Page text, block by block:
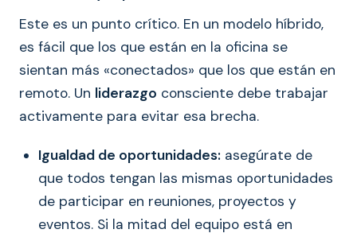
Este es un punto crítico. En un modelo híbrido,
es fácil que los que están en la oficina se
sientan más «conectados» que los que están en
remoto. Un liderazgo consciente debe trabajar
activamente para evitar esa brecha.
Igualdad de oportunidades: asegúrate de
que todos tengan las mismas oportunidades
de participar en reuniones, proyectos y
eventos. Si la mitad del equipo está en